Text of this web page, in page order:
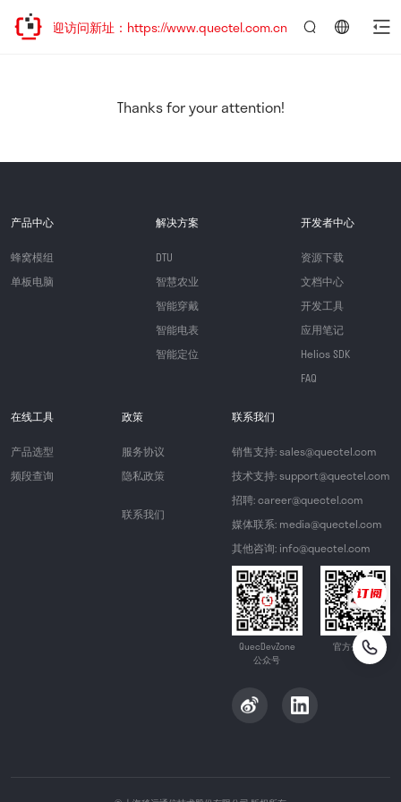
移，欢迎访问新址：https://www.quectel.com.cn
Thanks for your attention!
产品中心
蜂窝模组
单板电脑
解决方案
DTU
智慧农业
智能穿戴
智能电表
智能定位
开发者中心
资源下载
文档中心
开发工具
应用笔记
Helios SDK
FAQ
在线工具
产品选型
频段查询
政策
服务协议
隐私政策
联系我们
联系我们
销售支持: sales@quectel.com
技术支持: support@quectel.com
招聘: career@quectel.com
媒体联系: media@quectel.com
其他咨询: info@quectel.com
QuecDevZone
公众号
官方公众号